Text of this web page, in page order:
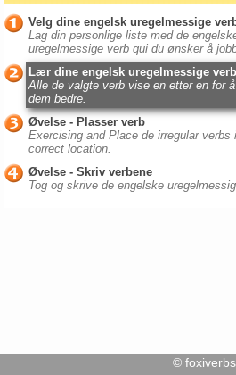
Velg dine engelsk uregelmessige
Lag din personlige liste med de
uregelmessige verb qui du ønsker å
Lær dine engelsk uregelmessige verb
Alle de valgte verb vise en etter en for
dem bedre.
Øvelse - Plasser verb
Exercising and Place de irregular verbs
correct location.
Øvelse - Skriv verbene
Tog og skrive de engelske
©